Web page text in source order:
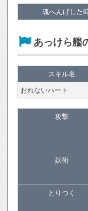
魂へんげした
あっけら艦
スキル名
おれないハート
攻撃
妖術
とりつく